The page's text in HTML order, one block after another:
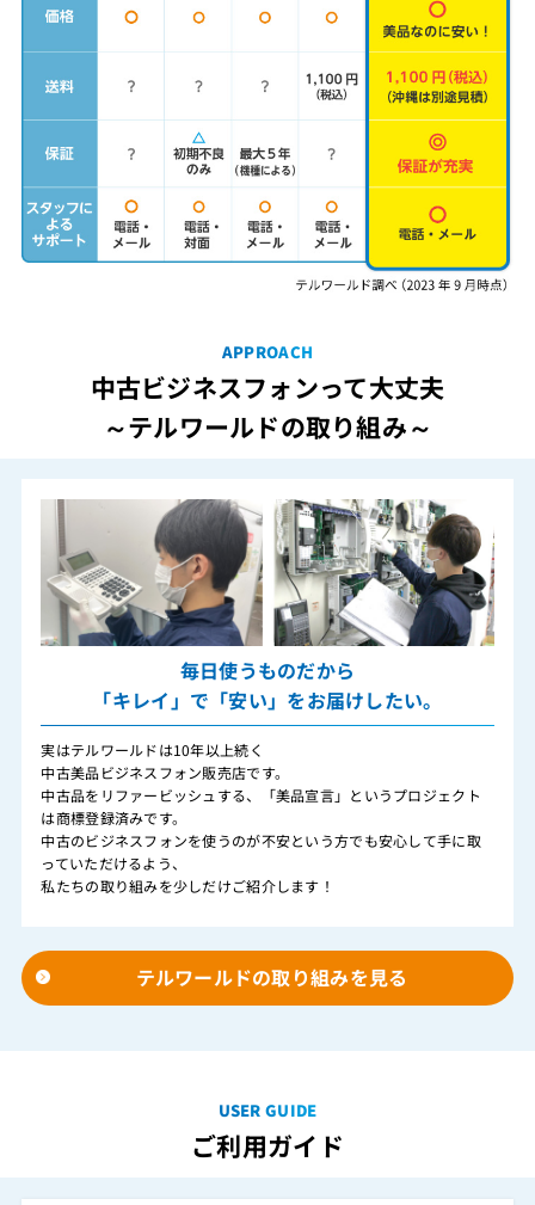
APPROACH
中古ビジネスフォンって大丈夫
～テルワールドの取り組み～
毎日使うものだから
「キレイ」で「安い」をお届けしたい。
実はテルワールドは10年以上続く
中古美品ビジネスフォン販売店です。
中古品をリファービッシュする、「美品宣言」というプロジェクト
は商標登録済みです。
中古のビジネスフォンを使うのが不安という方でも安心して手に取
っていただけるよう、
私たちの取り組みを少しだけご紹介します！
テルワールドの取り組みを見る
USER GUIDE
ご利用ガイド